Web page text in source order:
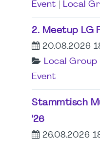
Event
Local
2. Meetup LG
20.08.2026
Local Group
Event
Stammtisch
'26
26.08.2026